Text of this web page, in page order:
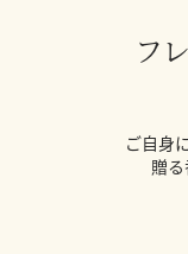
フ
ご自身
贈